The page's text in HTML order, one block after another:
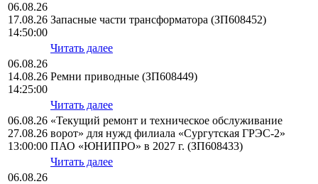
06.08.26
17.08.26
14:50:00
Запасные части трансформатора (ЗП608452)
Читать далее
06.08.26
14.08.26
14:25:00
Ремни приводные (ЗП608449)
Читать далее
06.08.26
27.08.26
13:00:00
«Текущий ремонт и техническое обслуживание
ворот» для нужд филиала «Сургутская ГРЭС-2»
ПАО «ЮНИПРО» в 2027 г. (ЗП608433)
Читать далее
06.08.26